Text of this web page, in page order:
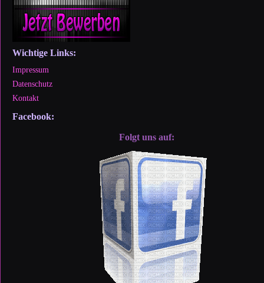
Wichtige Links:
Impressum
Datenschutz
Kontakt
Facebook:
Folgt uns auf: